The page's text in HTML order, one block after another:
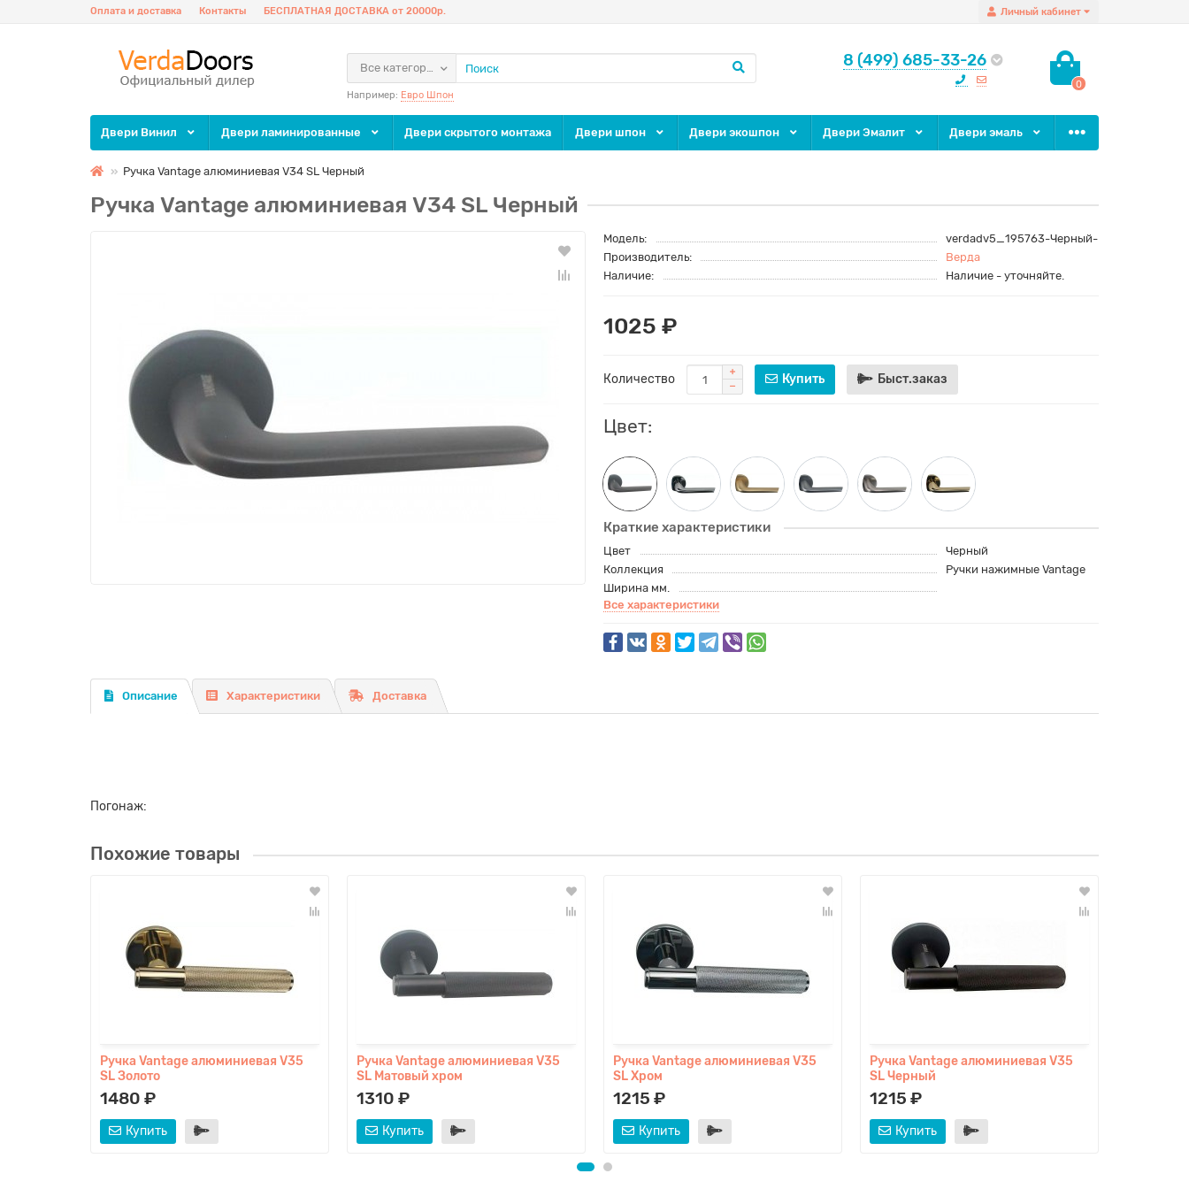
Личный кабинет
Оплата и доставка Контакты БЕСПЛАТНАЯ ДОСТАВКА от 20000р.
8 (499) 685-33-26
0
Все категории
Например: Евро Шпон
Двери Винил Двери ламинированные Двери скрытого монтажа Двери шпон Двери экошпон Двери Эмалит Двери эмаль
Ручка Vantage алюминиевая V34 SL Черный
Ручка Vantage алюминиевая V34 SL Черный
Модель:
verdadv5_195763-Черный-
Производитель:
Верда
Наличие:
Наличие - уточняйте.
1025 ₽
Количество Купить Быст.заказ
Цвет:
Краткие характеристики
Цвет
Черный
Коллекция
Ручки нажимные Vantage
Ширина мм.
Все характеристики
Описание Характеристики Доставка
Погонаж:
Похожие товары
Ручка Vantage алюминиевая V35
SL Золото
1480 ₽
Купить
Ручка Vantage алюминиевая V35
SL Матовый хром
1310 ₽
Купить
Ручка Vantage алюминиевая V35
SL Хром
1215 ₽
Купить
Ручка Vantage алюминиевая V35
SL Черный
1215 ₽
Купить